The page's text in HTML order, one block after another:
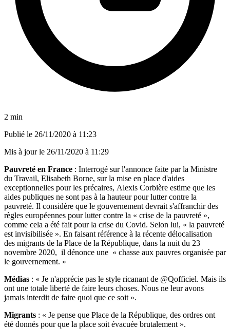
2 min
Publié le 26/11/2020 à 11:23
Mis à jour le 26/11/2020 à 11:29
Pauvreté en France : Interrogé sur l'annonce faite par la Ministre
du Travail, Elisabeth Borne, sur la mise en place d'aides
exceptionnelles pour les précaires, Alexis Corbière estime que les
aides publiques ne sont pas à la hauteur pour lutter contre la
pauvreté. Il considère que le gouvernement devrait s'affranchir des
règles européennes pour lutter contre la « crise de la pauvreté »,
comme cela a été fait pour la crise du Covid. Selon lui, « la pauvreté
est invisibilisée ». En faisant référence à la récente délocalisation
des migrants de la Place de la République, dans la nuit du 23
novembre 2020, il dénonce une « chasse aux pauvres organisée par
le gouvernement. »
Médias : « Je n'apprécie pas le style ricanant de @Qofficiel. Mais ils
ont une totale liberté de faire leurs choses. Nous ne leur avons
jamais interdit de faire quoi que ce soit ».
Migrants : « Je pense que Place de la République, des ordres ont
été donnés pour que la place soit évacuée brutalement ».